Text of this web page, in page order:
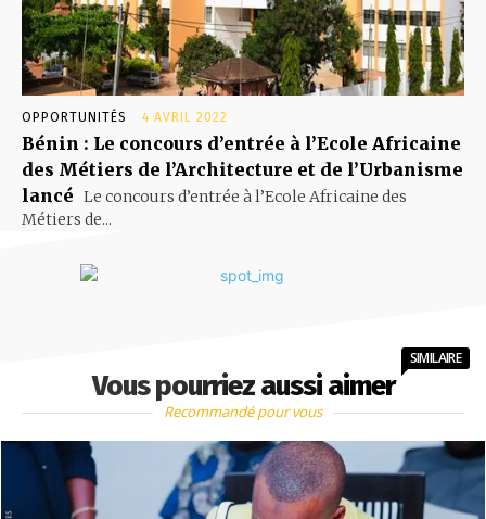
OPPORTUNITÉS 4 AVRIL 2022
Bénin : Le concours d’entrée à l’Ecole Africaine
des Métiers de l’Architecture et de l’Urbanisme
lancé Le concours d’entrée à l’Ecole Africaine des
Métiers de...
Vous pourriez aussi aimer
SIMILAIRE
Recommandé pour vous